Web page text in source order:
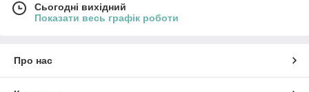
Сьогодні вихідний
Показати весь графік роботи
Про нас